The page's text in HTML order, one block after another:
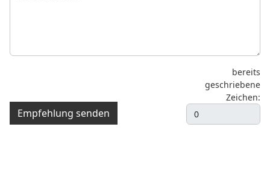
Empfehlung senden
bereits
geschriebene
Zeichen: